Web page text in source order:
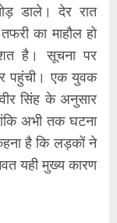
डाले। देर रात
का माहौल हो
है। सूचना पर
पहुंची। एक युवक
सिंह के अनुसार
अभी तक घटना
है कि लड़कों ने
यही मुख्य कारण